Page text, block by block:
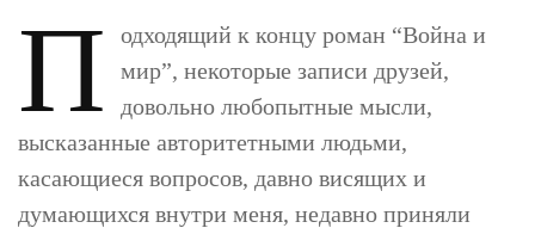
П
одходящий к концу роман “Война и
мир”, некоторые записи друзей,
довольно любопытные мысли,
высказанные авторитетными людьми,
касающиеся вопросов, давно висящих и
думающихся внутри меня, недавно приняли